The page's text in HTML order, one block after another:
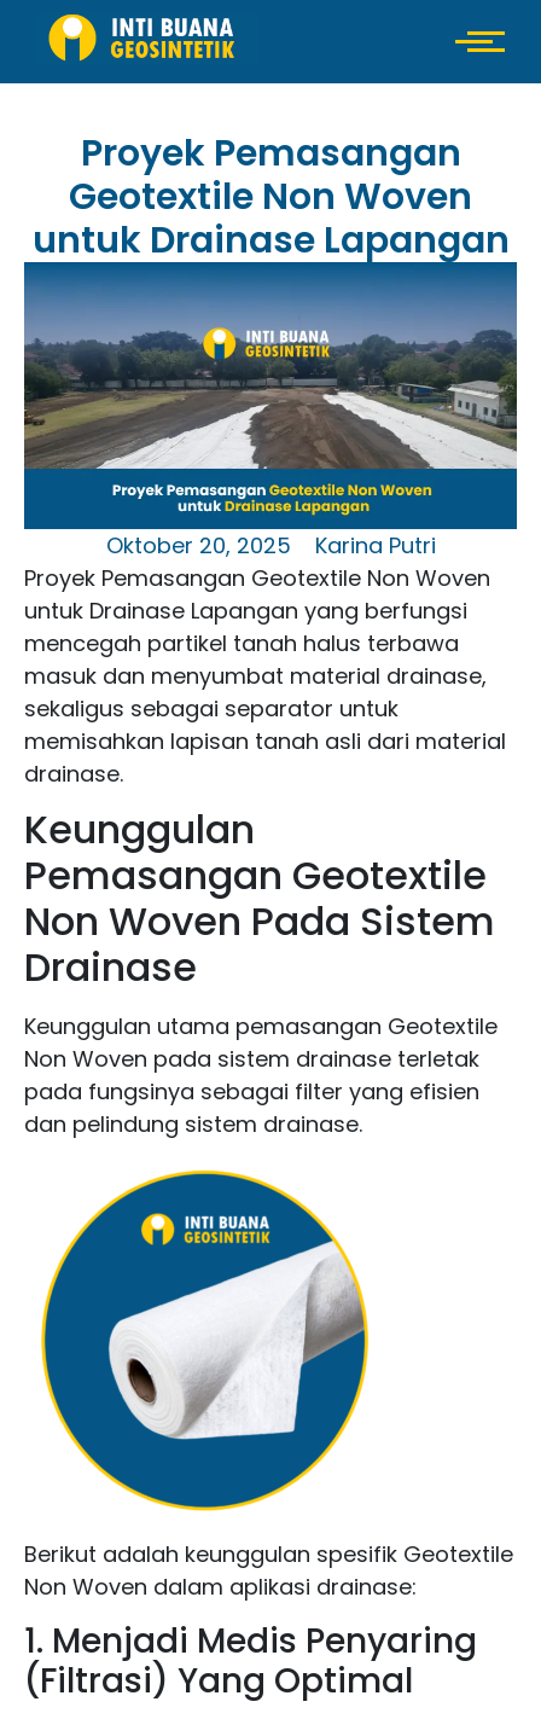
Proyek Pemasangan
Geotextile Non Woven
untuk Drainase Lapangan
Oktober 20, 2025
Karina Putri
Proyek Pemasangan Geotextile Non Woven
untuk Drainase Lapangan yang berfungsi
mencegah partikel tanah halus terbawa
masuk dan menyumbat material drainase,
sekaligus sebagai separator untuk
memisahkan lapisan tanah asli dari material
drainase.
Keunggulan
Pemasangan Geotextile
Non Woven Pada Sistem
Drainase
Keunggulan utama pemasangan Geotextile
Non Woven pada sistem drainase terletak
pada fungsinya sebagai filter yang efisien
dan pelindung sistem drainase.
Berikut adalah keunggulan spesifik Geotextile
Non Woven dalam aplikasi drainase:
1. Menjadi Medis Penyaring
(Filtrasi) Yang Optimal